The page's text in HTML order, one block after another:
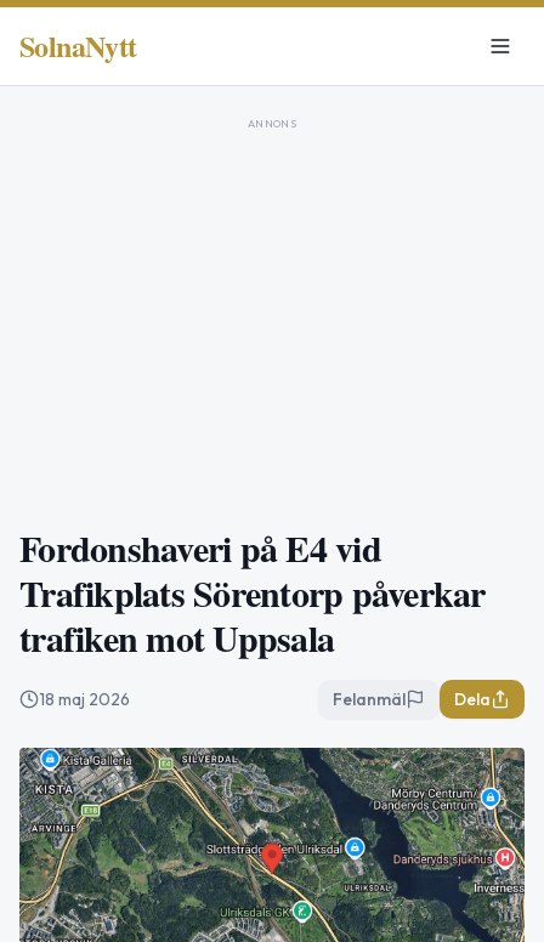
SolnaNytt
ANNONS
Fordonshaveri på E4 vid
Trafikplats Sörentorp påverkar
trafiken mot Uppsala
18 maj 2026 Felanmäl Dela